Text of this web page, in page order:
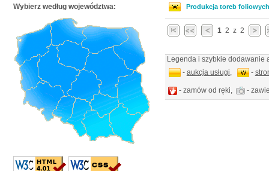
Wybierz według województwa: Produkcja toreb
1 2 z 2
Legenda i szybkie dodawanie
- aukcja usługi, -
- zamów od ręki, -